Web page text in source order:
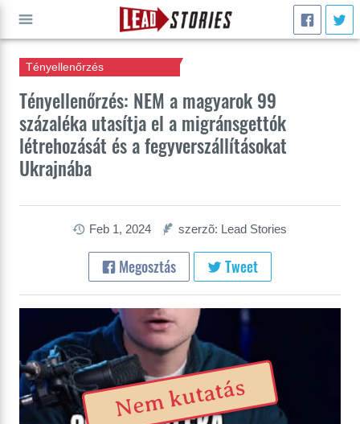
Tényellenőrzés: NEM a magyarok 99
százaléka utasítja el a migránsgettók
létrehozását és a fegyverszállításokat
Ukrajnába
Tényellenőrzés
Feb 1, 2024 szerzõ: Lead Stories
Megosztás Tweet
Nem kutatás
INDULJ